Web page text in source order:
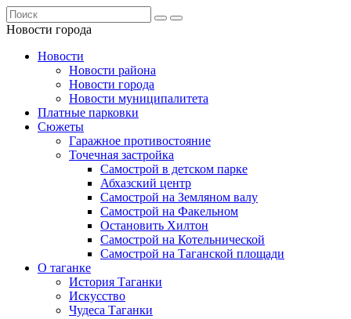
Новости города
Новости
Новости района
Новости города
Новости муниципалитета
Платные парковки
Сюжеты
Гаражное противостояние
Точечная застройка
Самострой в детском парке
Абхазский центр
Самострой на Земляном валу
Самострой на Факельном
Остановить Хилтон
Самострой на Котельнической
Самострой на Таганской площади
О таганке
История Таганки
Искусство
Чудеса Таганки